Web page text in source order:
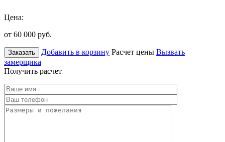
Цена:
от 60 000 руб.
Заказать Добавить в корзину Расчет цены Вызвать
замерщика
Получить расчет